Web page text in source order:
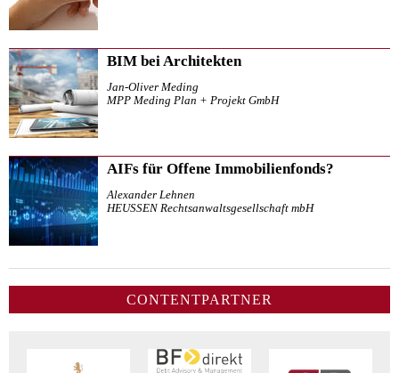
BIM bei Architekten
Jan-Oliver Meding
MPP Meding Plan + Projekt GmbH
AIFs für Offene Immobilienfonds?
Alexander Lehnen
HEUSSEN Rechtsanwaltsgesellschaft mbH
CONTENTPARTNER